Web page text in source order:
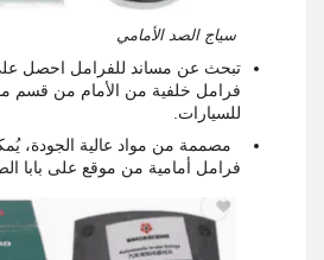
سياج الصد الأمامي
تبحث عن مساند للفرامل احصل
فرامل خلفية من الأمام من قسم
للسيارات.
مصممة من مواد عالية الجودة،
فرامل أمامية من موقع على بابا